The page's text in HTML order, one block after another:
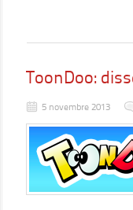
ToonDoo:
5 novembre 2013